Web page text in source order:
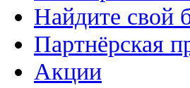
Найдите свой
Партнёрская
Акции